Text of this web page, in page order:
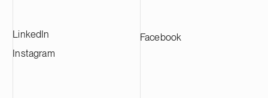
LinkedIn
Instagram
Facebook